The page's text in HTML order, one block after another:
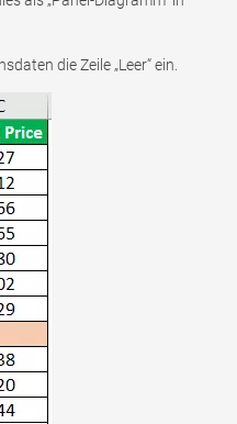
die Zeile „Leer“ ein.